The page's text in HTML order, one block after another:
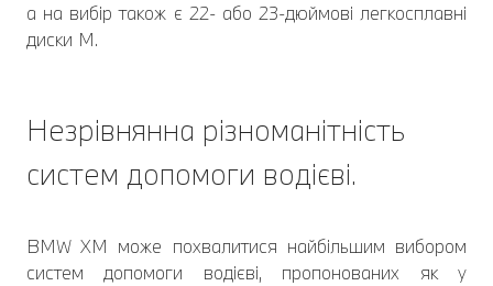
а на вибір також є 22- або 23-дюймові легкосплавні
диски M.
Незрівнянна різноманітність
систем допомоги водієві.
BMW XM може похвалитися найбільшим вибором
систем допомоги водієві, пропонованих як у